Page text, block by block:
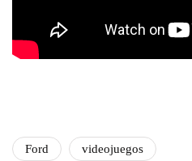
Ford videojuegos